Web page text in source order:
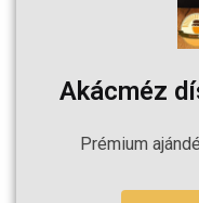
Akácméz
Prémium